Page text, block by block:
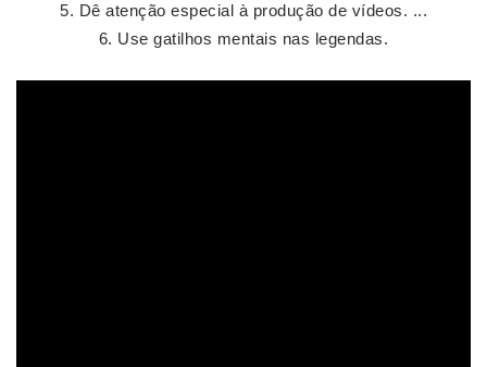
Dê atenção especial à produção de vídeos. ...
Use gatilhos mentais nas legendas.